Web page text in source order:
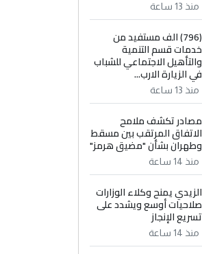
منذ 13 ساعة
(796) الف مستفيد من
خدمات قسم التنمية
والتأهيل الاجتماعي للشباب
في الزيارة الارب...
منذ 13 ساعة
مصادر تكشف ملامح
الاتفاق المرتقب بين مسقط
وطهران بشأن "مضيق هرمز"
منذ 14 ساعة
الزيدي يمنح وكلاء الوزارات
صلاحيات أوسع ويشدد على
تسريع الإنجاز
منذ 14 ساعة